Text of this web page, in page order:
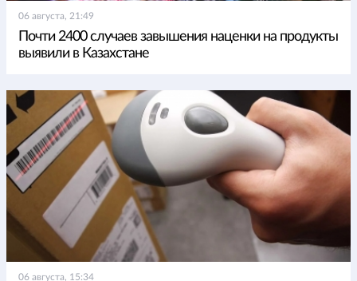
06 августа, 21:49
Почти 2400 случаев завышения наценки на продукты
выявили в Казахстане
06 августа, 15:34